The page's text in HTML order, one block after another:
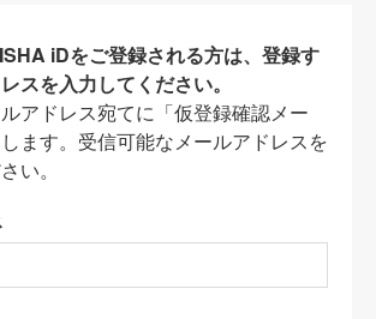
iDをご登録される方は、登録す
スを入力してください。
アドレス宛てに「仮登録確認メー
ます。受信可能なメールアドレスを
い。